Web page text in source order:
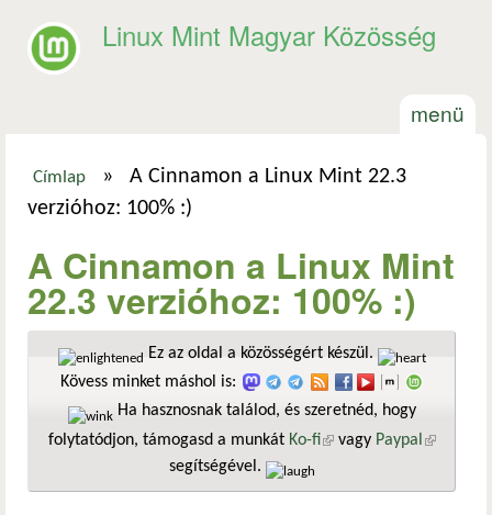
Linux Mint Magyar Közösség
menü
Jelenlegi hely
Címlap »
A Cinnamon a Linux Mint 22.3
verzióhoz: 100% :)
A Cinnamon a Linux Mint
22.3 verzióhoz: 100% :)
Ez az oldal a közösségért készül.
Kövess minket máshol is:
Ha hasznosnak találod, és szeretnéd, hogy
folytatódjon, támogasd a munkát Ko-fi(külső hivatkozás)
vagy Paypal
segítségével.